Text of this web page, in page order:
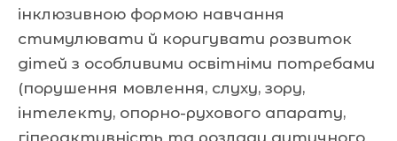
інклюзивною формою навчання
стимулювати й коригувати розвиток
дітей з особливими освітніми потребами
(порушення мовлення, слуху, зору,
інтелекту, опорно-рухового апарату,